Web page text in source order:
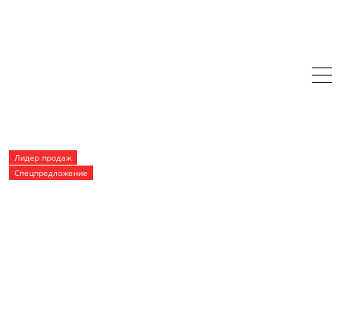
Лидер продаж
Спецпредложение